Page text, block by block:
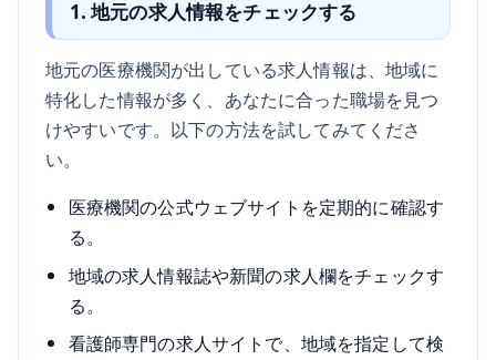
1. 地元の求人情報をチェックする
地元の医療機関が出している求人情報は、地域に
特化した情報が多く、あなたに合った職場を見つ
けやすいです。以下の方法を試してみてくださ
い。
医療機関の公式ウェブサイトを定期的に確認す
る。
地域の求人情報誌や新聞の求人欄をチェックす
る。
看護師専門の求人サイトで、地域を指定して検